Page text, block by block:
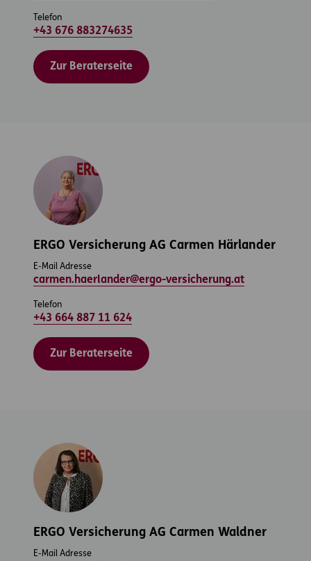
Telefon
+43 676 883274635
Zur Beraterseite
ERGO Versicherung AG Carmen Härlander
E-Mail Adresse
carmen.haerlander@ergo-versicherung.at
Telefon
+43 664 887 11 624
Zur Beraterseite
ERGO Versicherung AG Carmen Waldner
E-Mail Adresse